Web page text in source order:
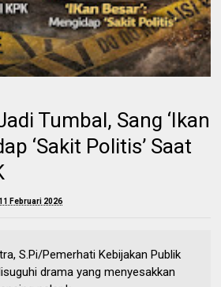
Tumbal, Sang ‘Ikan
‘Sakit Politis’ Saat
Februari 2026
S.Pi/Pemerhati Kebijakan Publik
drama yang menyesakkan